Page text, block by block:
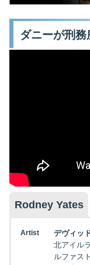
ダニーが刑
Rodney Yates
Artist
デヴィッ
北アイル
ルファス